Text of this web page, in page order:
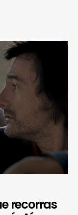
recorras